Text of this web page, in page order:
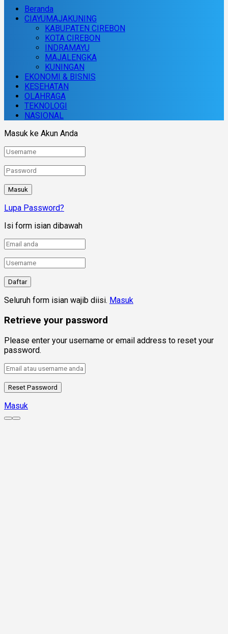
Beranda
CIAYUMAJAKUNING
KABUPATEN CIREBON
KOTA CIREBON
INDRAMAYU
MAJALENGKA
KUNINGAN
EKONOMI & BISNIS
KESEHATAN
OLAHRAGA
TEKNOLOGI
NASIONAL
Masuk ke Akun Anda
Lupa Password?
Isi form isian dibawah
Seluruh form isian wajib diisi. Masuk
Retrieve your password
Please enter your username or email address to reset your
password.
Masuk